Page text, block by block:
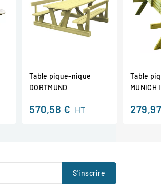
Table pique-nique
DORTMUND
570,58 € HT
Table
MUNICH